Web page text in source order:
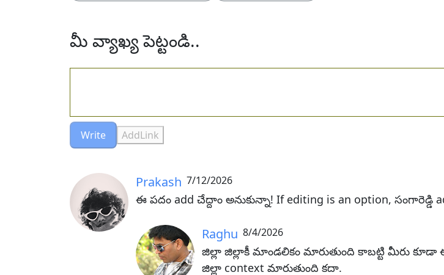
మీ వ్యాఖ్య పెట్టండి..
Write AddLink
Prakash 7/12/2026
ఈ పదం add చేద్దాం అనుకున్నా! If editing is an option,
Raghu 8/4/2026
జిల్లా జిల్లాకీ మాండలికం మారుతుంది కాబట్టి మీరు
జిల్లా context మారుతుంది కదా.